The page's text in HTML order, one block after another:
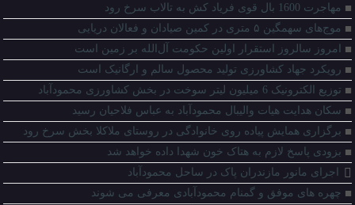
مهاجرت 1600 بال قوی فریاد کش به تالاب سرخ رود
موج‌های سهمگین ۵ متری در کمین صیادان و فعالان دریایی
امروز سالروز استقرار اولین حکومت آل‌الله بر زمین است
رویکرد جهاد کشاورزی تولید محصول سالم و ارگانیک است
توزیع الکترونیک 6 میلیون لیتر سوخت در بخش کشاورزی محمودآباد
سکان هدایت هیات والیبال محمودآباد به عباس فلاحیان رسید
برگزاری همایش پیاده روی خانوادگی در روستای ملاکلا بخش سرخ رود
بزودی پاسخ لازم به هتاک خون شهدا داده خواهد شد
اجرای مانور مازندران پاک در ساحل محمودآباد
چهره های موفق و گمنام محمودآبادی معرفی می شوند